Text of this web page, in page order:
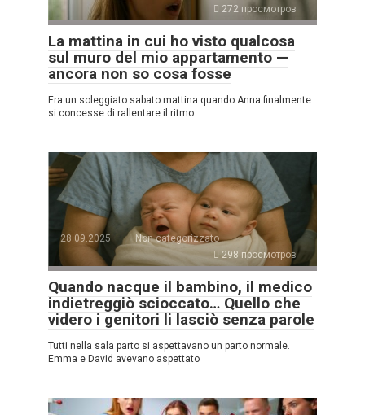
272 просмотров
La mattina in cui ho visto qualcosa
sul muro del mio appartamento —
ancora non so cosa fosse
Era un soleggiato sabato mattina quando Anna finalmente
si concesse di rallentare il ritmo.
28.09.2025
Non categorizzato
298 просмотров
Quando nacque il bambino, il medico
indietreggiò scioccato… Quello che
videro i genitori li lasciò senza parole
Tutti nella sala parto si aspettavano un parto normale.
Emma e David avevano aspettato